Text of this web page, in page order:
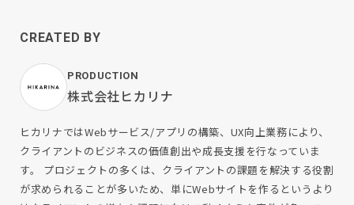
CREATED BY
PRODUCTION
株式会社ヒカリナ
ヒカリナではWebサービス/アプリの構築、UX向上業務により、
クライアントのビジネスの価値創出や成長支援を行なっていま
す。 プロジェクトの多くは、クライアントの課題を解決する役割
が求められることが多いため、単にWebサイトを作るというより